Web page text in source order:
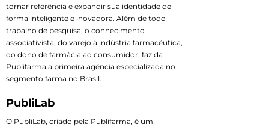
tornar referência e expandir sua identidade de
forma inteligente e inovadora. Além de todo
trabalho de pesquisa, o conhecimento
associativista, do varejo à indústria farmacêutica,
do dono de farmácia ao consumidor, faz da
Publifarma a primeira agência especializada no
segmento farma no Brasil.
PubliLab
O PubliLab, criado pela Publifarma, é um